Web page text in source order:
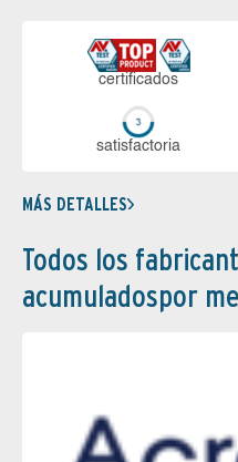
certi­ficados
sa­tis­fac­to­ria
MÁS DETALLES
Todos los
acumuladospor